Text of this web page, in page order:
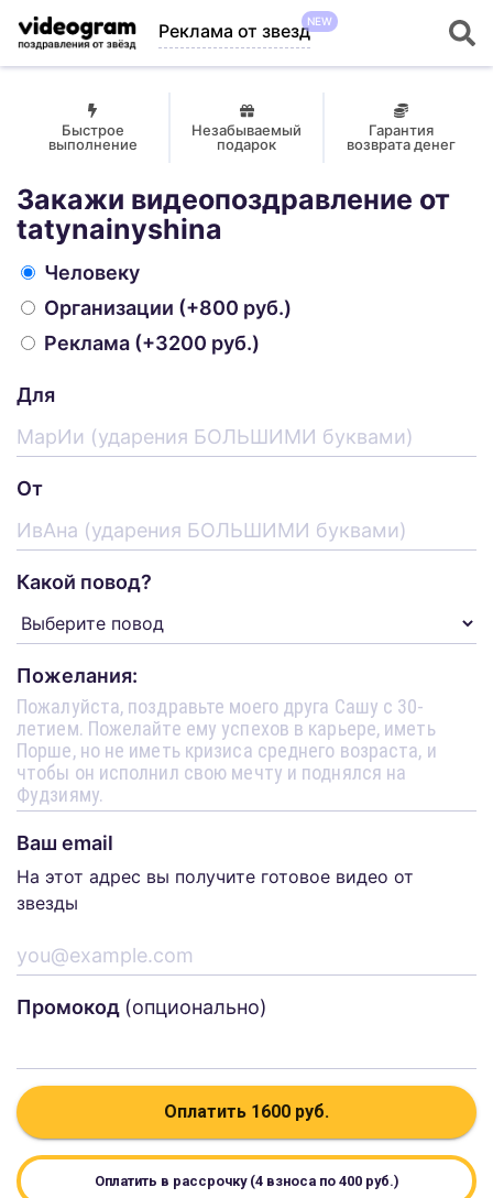
Реклама от звездNEW
Быстрое
выполнение
Незабываемый
подарок
Гарантия
возврата денег
Закажи видеопоздравление от
tatynainyshina
Человеку
Организации (+800 руб.)
Реклама (+3200 руб.)
Для
От
Какой повод?
Пожелания:
Ваш email
На этот адрес вы получите готовое видео от
звезды
Промокод (опционально)
Оплатить 1600 руб.
Оплатить в рассрочку (4 взноса по 400руб.)